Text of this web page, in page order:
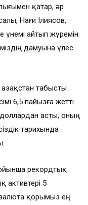
қатар, әр
Нағи Ілиясов,
үнемі айтып жүремін.
дамуына үлес
табысты
6,5 пайызға жетті.
доллардан асты, оның
тарихында
рекордтық
активтері 5
қорымыз ең